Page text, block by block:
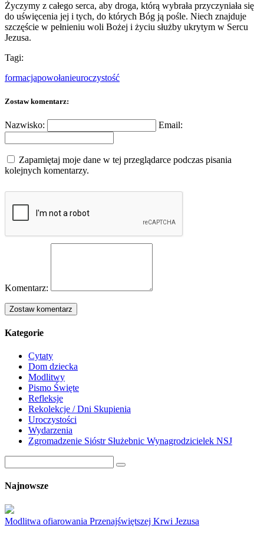
Życzymy z całego serca, aby droga, którą wybrała przyczyniała się
do uświęcenia jej i tych, do których Bóg ją pośle. Niech znajduje
szczęście w pełnieniu woli Bożej i życiu służby ukrytym w Sercu
Jezusa.
Tagi:
formacjapowołanieuroczystość
Zostaw komentarz:
Nazwisko: Email:
Zapamiętaj moje dane w tej przeglądarce podczas pisania
kolejnych komentarzy.
Komentarz:
Kategorie
Cytaty
Dom dziecka
Modlitwy
Pismo Święte
Refleksje
Rekolekcje / Dni Skupienia
Uroczystości
Wydarzenia
Zgromadzenie Sióstr Służebnic Wynagrodzicielek NSJ
Najnowsze
Modlitwa ofiarowania Przenajświętszej Krwi Jezusa